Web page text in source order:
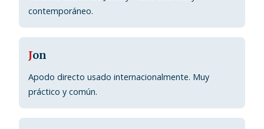
contemporáneo.
Jon
Apodo directo usado internacionalmente. Muy
práctico y común.